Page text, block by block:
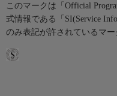
このマークは「Official
式情報である「SI(Service
のみ表記が許されているマー